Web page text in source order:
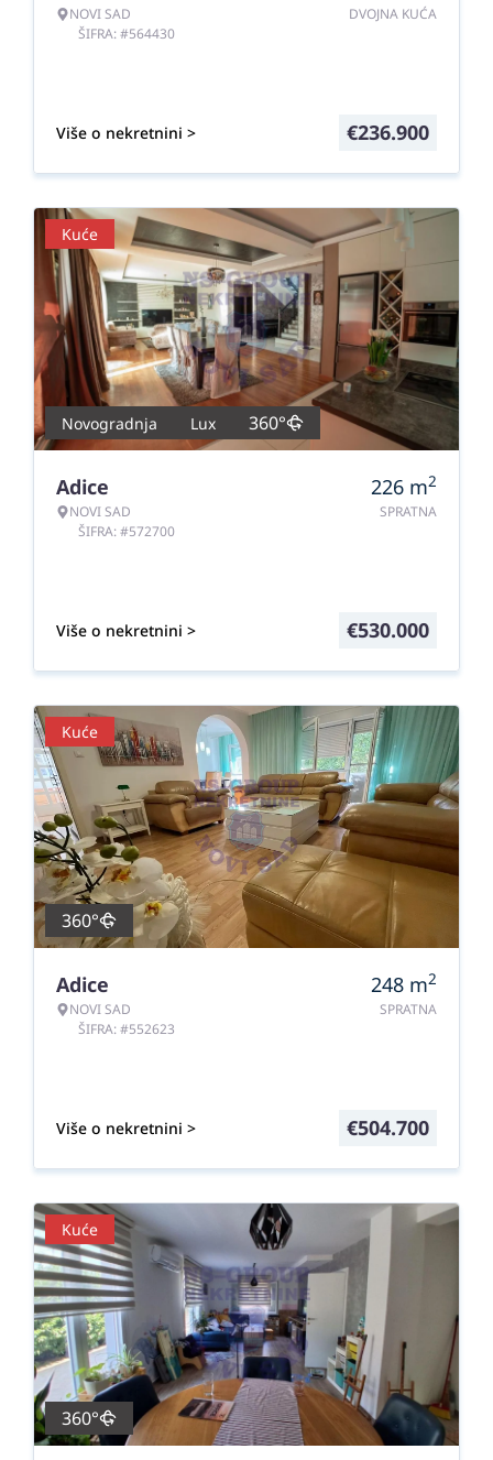
NOVI SAD
ŠIFRA: #564430
DVOJNA KUĆA
Više o nekretnini > €236.900
Kuće
Novogradnja Lux 360°
Adice
NOVI SAD
ŠIFRA: #572700
226 m2
SPRATNA
Više o nekretnini > €530.000
Kuće
360°
Adice
NOVI SAD
ŠIFRA: #552623
248 m2
SPRATNA
Više o nekretnini > €504.700
Kuće
360°